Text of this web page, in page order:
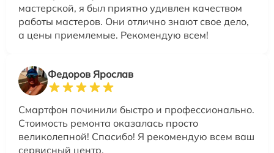
мастерской, я был приятно удивлен качеством
работы мастеров. Они отлично знают свое дело,
а цены приемлемые. Рекомендую всем!
Федоров Ярослав
Смартфон починили быстро и профессионально.
Стоимость ремонта оказалась просто
великолепной! Спасибо! Я рекомендую всем ваш
сервисный центр.